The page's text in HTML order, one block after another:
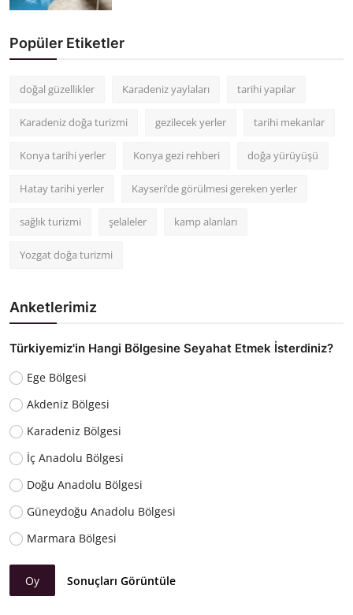
Popüler Etiketler
doğal güzellikler Karadeniz yaylaları tarihi yapılar
Karadeniz doğa turizmi gezilecek yerler tarihi mekanlar
Konya tarihi yerler Konya gezi rehberi doğa yürüyüşü
Hatay tarihi yerler Kayseri’de görülmesi gereken yerler
sağlık turizmi şelaleler kamp alanları
Yozgat doğa turizmi
Anketlerimiz
Türkiyemiz'in Hangi Bölgesine Seyahat Etmek İsterdiniz?
Ege Bölgesi
Akdeniz Bölgesi
Karadeniz Bölgesi
İç Anadolu Bölgesi
Doğu Anadolu Bölgesi
Güneydoğu Anadolu Bölgesi
Marmara Bölgesi
Oy Sonuçları Görüntüle